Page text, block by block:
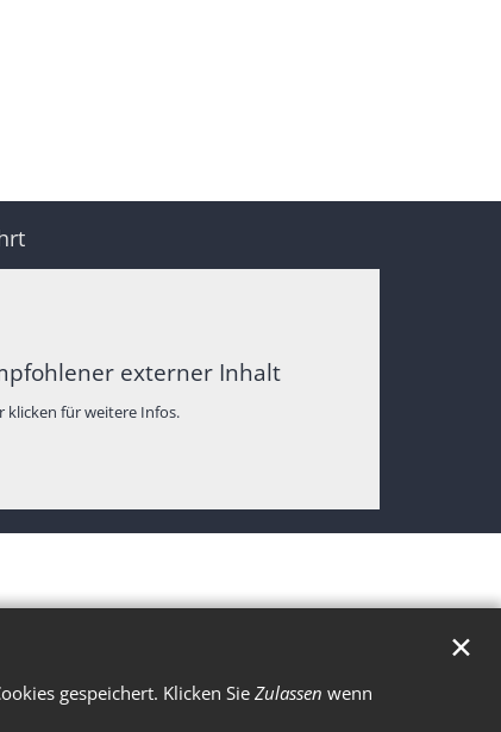
gespeichert. Klicken Sie Zulassen wenn
✕
externer Inhalt
klicken für weitere Infos.